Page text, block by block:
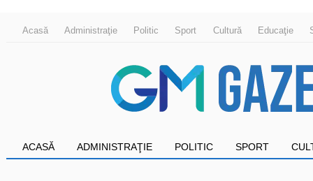
Acasă Administraţie Politic Sport Cultură Educaţie
ACASĂ ADMINISTRAŢIE POLITIC SPORT